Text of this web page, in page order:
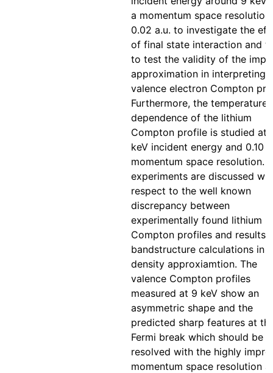
a momentum space
0.02 a.u. to investigate the
of final state interaction and
to test the validity of the
approximation in interpreting
valence electron Compton
Furthermore, the temperature
dependence of the lithium
Compton profile is studied at
keV incident energy and 0.10
momentum space resolution.
experiments are discussed
respect to the well known
discrepancy between
experimentally found lithium
Compton profiles and results
bandstructure calculations in
density approxiamtion. The
valence Compton profiles
measured at 9 keV show an
asymmetric shape and the
predicted sharp features at
Fermi break which should be
resolved with the highly
momentum space resolution